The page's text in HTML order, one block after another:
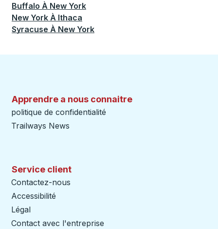
Buffalo À New York
New York À Ithaca
Syracuse À New York
Apprendre a nous connaitre
politique de confidentialité
Trailways News
Service client
Contactez-nous
Accessibilité
Légal
Contact avec l'entreprise